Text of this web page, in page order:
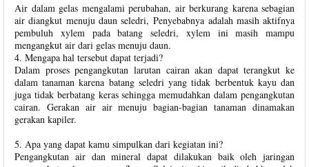
Air dalam gelas mengalami perubahan, air berkurang karena sebagian
air diangkut menuju daun seledri, Penyebabnya adalah masih aktifnya
pembuluh xylem pada batang seledri, xylem ini masih mampu
mengangkut air dari gelas menuju daun.
4. Mengapa hal tersebut dapat terjadi?
Dalam proses pengangkutan larutan cairan akan dapat terangkut ke
dalam tanaman karena batang seledri yang tidak berbentuk kayu dan
juga tidak berbatang keras sehingga memudahkan dalam pengangkutan
cairan. Gerakan air air menuju bagian-bagian tanaman dinamakan
gerakan kapiler.
5. Apa yang dapat kamu simpulkan dari kegiatan ini?
Pengangkutan air dan mineral dapat dilakukan baik oleh jaringan